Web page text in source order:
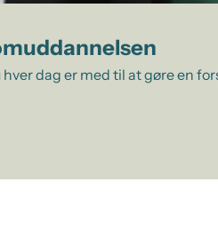
dag er med til at gøre en